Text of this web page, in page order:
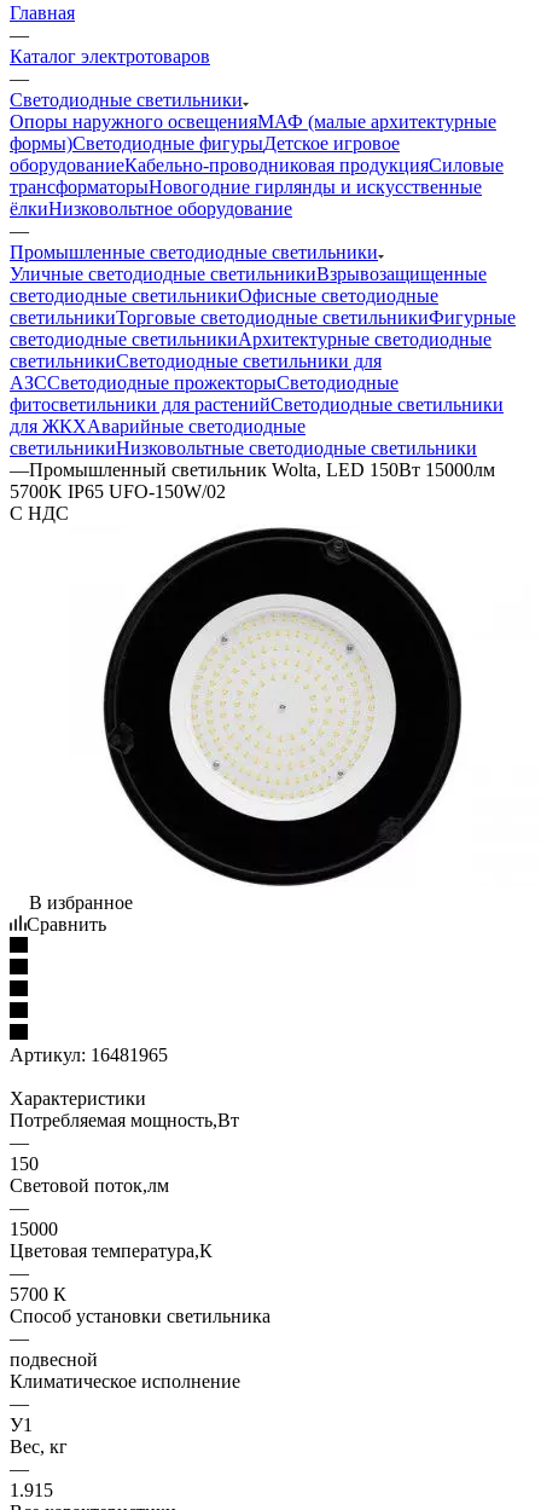
Главная
—
Каталог электротоваров
—
Светодиодные светильники
Опоры наружного освещенияМАФ (малые архитектурные
формы)Светодиодные фигурыДетское игровое
оборудованиеКабельно-проводниковая продукцияСиловые
трансформаторыНовогодние гирлянды и искусственные
ёлкиНизковольтное оборудование
—
Промышленные светодиодные светильники
Уличные светодиодные светильникиВзрывозащищенные
светодиодные светильникиОфисные светодиодные
светильникиТорговые светодиодные светильникиФигурные
светодиодные светильникиАрхитектурные светодиодные
светильникиСветодиодные светильники для
АЗССветодиодные прожекторыСветодиодные
фитосветильники для растенийСветодиодные светильники
для ЖКХАварийные светодиодные
светильникиНизковольтные светодиодные светильники
—Промышленный светильник Wolta, LED 150Вт 15000лм
5700K IP65 UFO-150W/02
С НДС
В избранное
Сравнить
Артикул: 16481965
Характеристики
Потребляемая мощность,Вт
—
150
Световой поток,лм
—
15000
Цветовая температура,К
—
5700 К
Способ установки светильника
—
подвесной
Климатическое исполнение
—
У1
Вес, кг
—
1.915